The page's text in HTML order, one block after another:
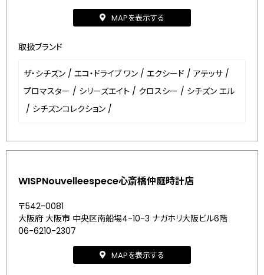
MAPを表示する
取扱ブランド
ザ・シチズン / エコ・ドライブ ワン / エクシード / アテッサ /
プロマスター / シリーズエイト / クロスシー / シチズン エル
/ シチズンコレクション /
WISPNouvelleespece心斎橋仲庭時計店
〒542-0081
大阪府 大阪市 中央区南船場4-10-3 ナガホリ大阪ビル6階
06-6210-2307
MAPを表示する